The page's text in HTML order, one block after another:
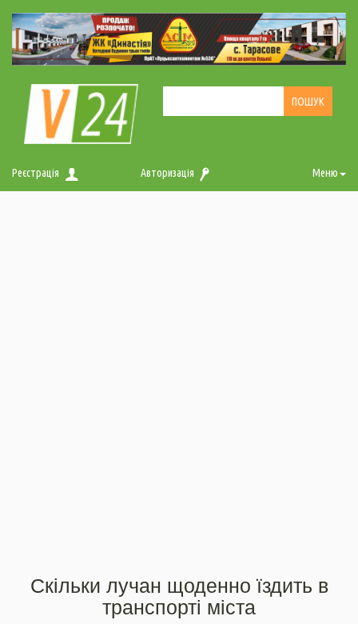
Реєстрація Авторизація Меню
Скільки лучан щоденно їздить в
транспорті міста